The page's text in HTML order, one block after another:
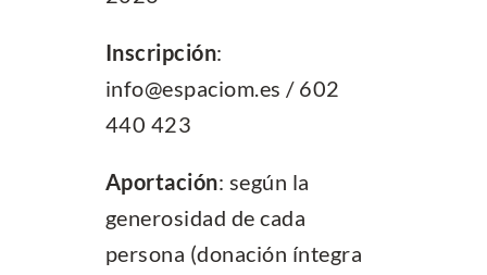
Inscripción:
info@espaciom.es / 602
440 423
Aportación: según la
generosidad de cada
persona (donación íntegra